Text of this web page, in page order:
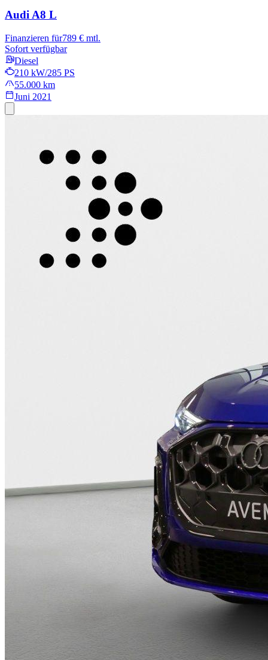
Audi A8 L
Finanzieren für789 € mtl.
Sofort verfügbar
Diesel
210 kW/285 PS
55.000 km
Juni 2021